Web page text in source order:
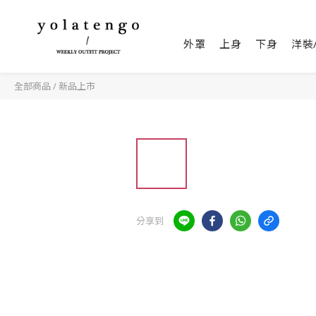
外罩 上身 下身 洋
全部商品 /新品上市
分享到